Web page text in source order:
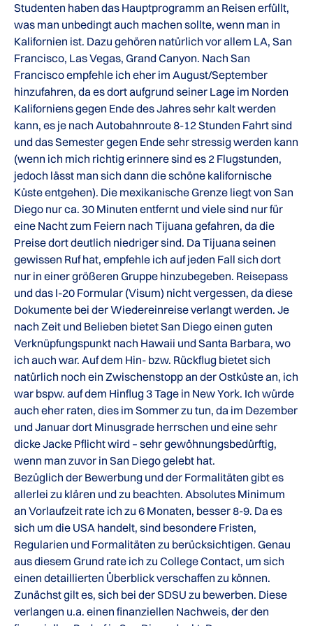
Studenten haben das Hauptprogramm an Reisen erfüllt,
was man unbedingt auch machen sollte, wenn man in
Kalifornien ist. Dazu gehören natürlich vor allem LA, San
Francisco, Las Vegas, Grand Canyon. Nach San
Francisco empfehle ich eher im August/September
hinzufahren, da es dort aufgrund seiner Lage im Norden
Kaliforniens gegen Ende des Jahres sehr kalt werden
kann, es je nach Autobahnroute 8-12 Stunden Fahrt sind
und das Semester gegen Ende sehr stressig werden kann
(wenn ich mich richtig erinnere sind es 2 Flugstunden,
jedoch lässt man sich dann die schöne kalifornische
Küste entgehen). Die mexikanische Grenze liegt von San
Diego nur ca. 30 Minuten entfernt und viele sind nur für
eine Nacht zum Feiern nach Tijuana gefahren, da die
Preise dort deutlich niedriger sind. Da Tijuana seinen
gewissen Ruf hat, empfehle ich auf jeden Fall sich dort
nur in einer größeren Gruppe hinzubegeben. Reisepass
und das I-20 Formular (Visum) nicht vergessen, da diese
Dokumente bei der Wiedereinreise verlangt werden. Je
nach Zeit und Belieben bietet San Diego einen guten
Verknüpfungspunkt nach Hawaii und Santa Barbara, wo
ich auch war. Auf dem Hin- bzw. Rückflug bietet sich
natürlich noch ein Zwischenstopp an der Ostküste an, ich
war bspw. auf dem Hinflug 3 Tage in New York. Ich würde
auch eher raten, dies im Sommer zu tun, da im Dezember
und Januar dort Minusgrade herrschen und eine sehr
dicke Jacke Pflicht wird – sehr gewöhnungsbedürftig,
wenn man zuvor in San Diego gelebt hat.
Bezüglich der Bewerbung und der Formalitäten gibt es
allerlei zu klären und zu beachten. Absolutes Minimum
an Vorlaufzeit rate ich zu 6 Monaten, besser 8-9. Da es
sich um die USA handelt, sind besondere Fristen,
Regularien und Formalitäten zu berücksichtigen. Genau
aus diesem Grund rate ich zu College Contact, um sich
einen detaillierten Überblick verschaffen zu können.
Zunächst gilt es, sich bei der SDSU zu bewerben. Diese
verlangen u.a. einen finanziellen Nachweis, der den